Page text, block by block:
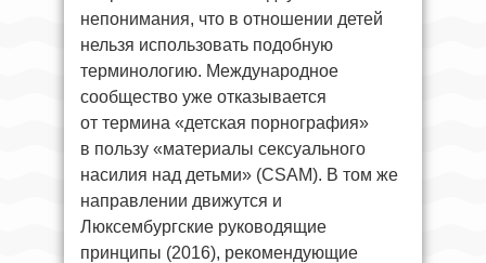
непонимания, что в отношении детей
нельзя использовать подобную
терминологию. Международное
сообщество уже отказывается
от термина «детская порнография»
в пользу «материалы сексуального
насилия над детьми» (CSAM). В том же
направлении движутся и
Люксембургские руководящие
принципы (2016), рекомендующие